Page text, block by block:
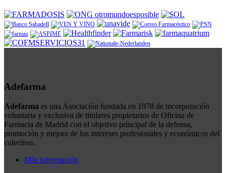
Adefarma
Adefarma es una Asociación fundada en 1978 de incorporación
voluntaria y exclusiva de titulares propietarios de Oficina de
Farmacia de Madrid con el objetivo principal de la defensa,
promoción y mejora de los intereses profesionales y económicos del
colectivo.
Más información